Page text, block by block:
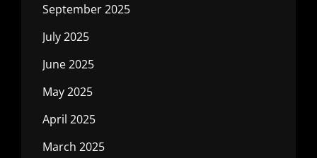
September 2025
July 2025
June 2025
May 2025
April 2025
March 2025